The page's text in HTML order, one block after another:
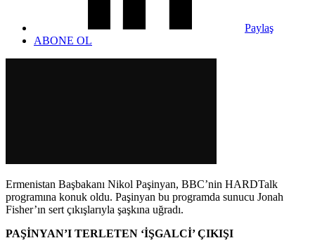
Paylaş
ABONE OL
Ermenistan Başbakanı Nikol Paşinyan, BBC’nin HARDTalk
programına konuk oldu. Paşinyan bu programda sunucu Jonah
Fisher’ın sert çıkışlarıyla şaşkına uğradı.
PAŞİNYAN’I TERLETEN ‘İŞGALCİ’ ÇIKIŞI